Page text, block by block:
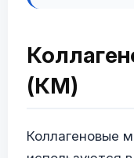
(КМ)
Коллагеновые